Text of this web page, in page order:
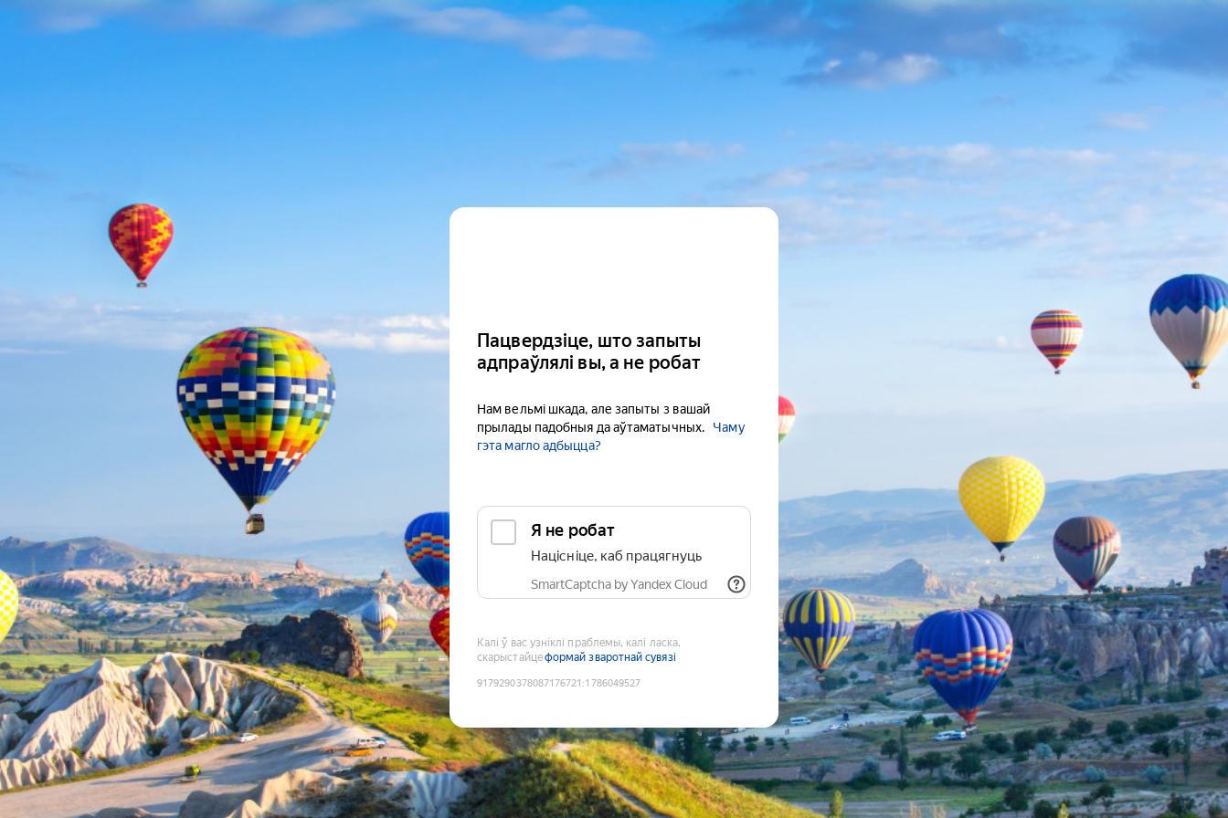
Пацвердзіце, што запыты
адпраўлялі вы, а не робат
Нам вельмі шкада, але запыты з вашай
прылады падобныя да аўтаматычных.
Чаму
гэта магло адбыцца?
Я не робат
Націсніце, каб працягнуць
SmartCaptcha by Yandex Cloud
Калі ў вас узніклі праблемы, калі ласка,
скарыстайцеформай зваротнай сувязі
9179290378087176721 :1786049527